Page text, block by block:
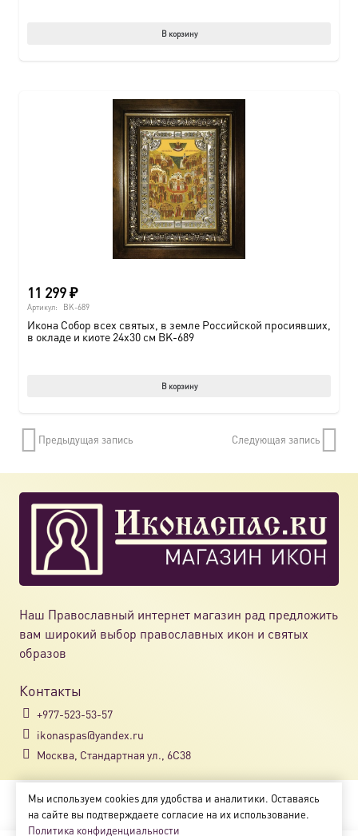
В корзину
11 299₽
Артикул: BK-689
Икона Собор всех святых, в земле Российской просиявших,
в окладе и киоте 24х30 см BK-689
В корзину
Предыдущая запись Следующая запись
Наш Православный интернет магазин рад предложить
вам широкий выбор православных икон и святых
образов
Контакты
+977-523-53-57
ikonaspas@yandex.ru
Москва, Стандартная ул., 6С38
Copyright © 2018-2025
Магазин православных икон «ikonaspas.ru»
Мы используем cookies для удобства и аналитики. Оставаясь
на сайте вы подтверждаете согласие на их использование.
Политика конфиденциальности